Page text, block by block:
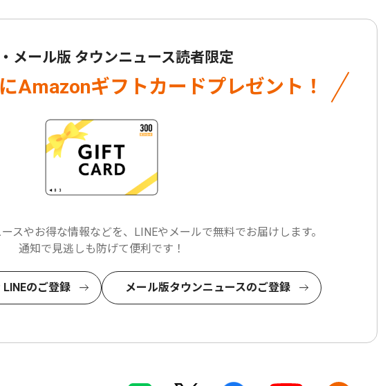
メール版 タウンニュース読者限定
Amazonギフトカードプレゼント！
スやお得な情報などを、LINEやメールで無料でお届けします。
通知で見逃しも防げて便利です！
のご登録 メール版タウンニュースのご登録